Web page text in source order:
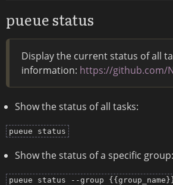
pueue status
Display the current status of all
information: https://github.com/
Show the status of all tasks:
pueue status
Show the status of a specific group:
pueue status --group